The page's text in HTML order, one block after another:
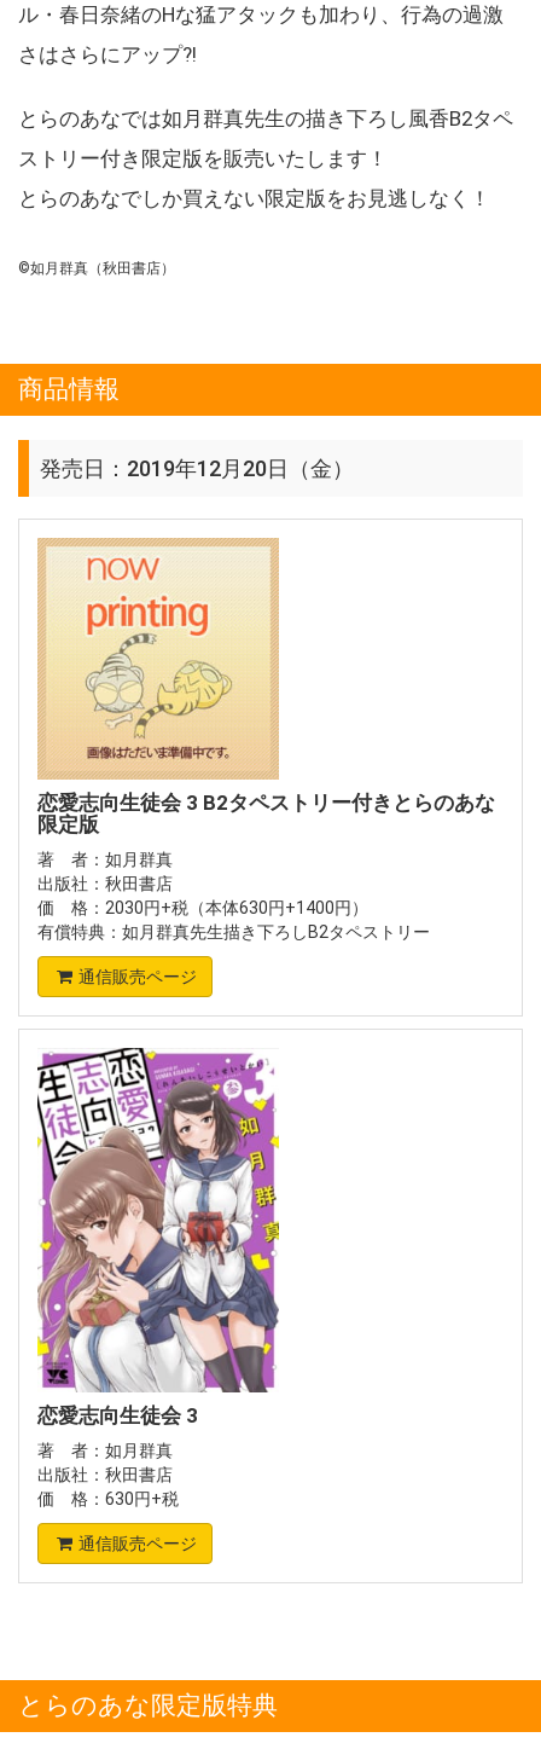
ル・春日奈緒のHな猛アタックも加わり、行為の過激
さはさらにアップ?!
とらのあなでは如月群真先生の描き下ろし風香B2タペ
ストリー付き限定版を販売いたします！
とらのあなでしか買えない限定版をお見逃しなく！
©如月群真（秋田書店）
商品情報
発売日：2019年12月20日（金）
恋愛志向生徒会 3 B2タペストリー付きとらのあな
限定版
著 者：如月群真
出版社：秋田書店
価 格：2030円+税（本体630円+1400円）
有償特典：如月群真先生描き下ろしB2タペストリー
通信販売ページ
恋愛志向生徒会 3
著 者：如月群真
出版社：秋田書店
価 格：630円+税
通信販売ページ
とらのあな限定版特典